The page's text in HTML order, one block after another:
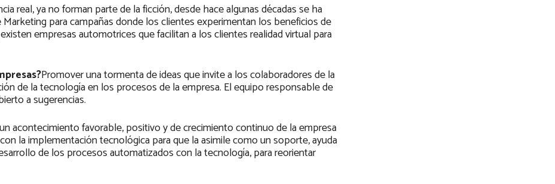
real, ya no forman parte de la ficción, desde hace algunas décadas se ha
para campañas donde los clientes experimentan los beneficios de
empresas automotrices que facilitan a los clientes realidad virtual para
Promover una tormenta de ideas que invite a los colaboradores de la
de la tecnología en los procesos de la empresa. El equipo responsable de
a sugerencias.
acontecimiento favorable, positivo y de crecimiento continuo de la empresa
la implementación tecnológica para que la asimile como un soporte, ayuda
de los procesos automatizados con la tecnología, para reorientar